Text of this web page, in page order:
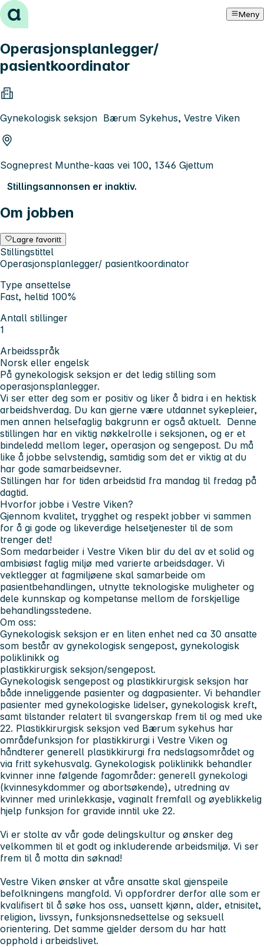
Hopp til innhold Meny
Operasjonsplanlegger/
pasientkoordinator
Gynekologisk seksjon Bærum Sykehus, Vestre Viken
Sogneprest Munthe-kaas vei 100, 1346 Gjettum
Stillingsannonsen er inaktiv.
Om jobben
Lagre favoritt
Stillingstittel
Operasjonsplanlegger/ pasientkoordinator
Type ansettelse
Fast, heltid 100%
Antall stillinger
1
Arbeidsspråk
Norsk eller engelsk
På gynekologisk seksjon er det ledig stilling som
operasjonsplanlegger.
Vi ser etter deg som er positiv og liker å bidra i en hektisk
arbeidshverdag. Du kan gjerne være utdannet sykepleier,
men annen helsefaglig bakgrunn er også aktuelt. Denne
stillingen har en viktig nøkkelrolle i seksjonen, og er et
bindeledd mellom leger, operasjon og sengepost. Du må
like å jobbe selvstendig, samtidig som det er viktig at du
har gode samarbeidsevner.
Stillingen har for tiden arbeidstid fra mandag til fredag på
dagtid.
Hvorfor jobbe i Vestre Viken?
Gjennom kvalitet, trygghet og respekt jobber vi sammen
for å gi gode og likeverdige helsetjenester til de som
trenger det!
Som medarbeider i Vestre Viken blir du del av et solid og
ambisiøst faglig miljø med varierte arbeidsdager. Vi
vektlegger at fagmiljøene skal samarbeide om
pasientbehandlingen, utnytte teknologiske muligheter og
dele kunnskap og kompetanse mellom de forskjellige
behandlingsstedene.
Om oss:
Gynekologisk seksjon er en liten enhet ned ca 30 ansatte
som består av gynekologisk sengepost, gynekologisk
poliklinikk og
plastikkirurgisk seksjon/sengepost.
Gynekologisk sengepost og plastikkirurgisk seksjon har
både inneliggende pasienter og dagpasienter. Vi behandler
pasienter med gynekologiske lidelser, gynekologisk kreft,
samt tilstander relatert til svangerskap frem til og med uke
22. Plastikkirurgisk seksjon ved Bærum sykehus har
områdefunksjon for plastikkirurgi i Vestre Viken og
håndterer generell plastikkirurgi fra nedslagsområdet og
via fritt sykehusvalg. Gynekologisk poliklinikk behandler
kvinner inne følgende fagområder: generell gynekologi
(kvinnesykdommer og abortsøkende), utredning av
kvinner med urinlekkasje, vaginalt fremfall og øyeblikkelig
hjelp funksjon for gravide inntil uke 22.
Vi er stolte av vår gode delingskultur og ønsker deg
velkommen til et godt og inkluderende arbeidsmiljø. Vi ser
frem til å motta din søknad!
Vestre Viken ønsker at våre ansatte skal gjenspeile
befolkningens mangfold. Vi oppfordrer derfor alle som er
kvalifisert til å søke hos oss, uansett kjønn, alder, etnisitet,
religion, livssyn, funksjonsnedsettelse og seksuell
orientering. Det samme gjelder dersom du har hatt
opphold i arbeidslivet.